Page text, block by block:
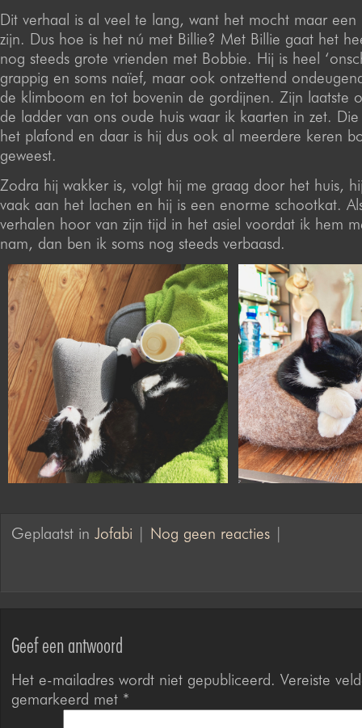
Dit verhaal is al veel te lang, want het mocht maar
zijn. Dus hoe is het nú met Billie? Met Billie gaat het
nog steeds grote vrienden met Bobbie. Hij is heel
grappig en soms naïef, maar ook ontzettend
de klimboom en tot bovenin de gordijnen. Zijn laatste
de ladder van ons oude huis waar ik kaarten in zet.
het plafond en daar is hij dus ook al meerdere keren
geweest.
Zodra hij wakker is, volgt hij me graag door het huis,
vaak aan het lachen en hij is een enorme schootkat.
verhalen hoor van zijn tijd in het asiel voordat ik hem
nam, dan ben ik soms nog steeds verbaasd.
Geplaatst in Jofabi Nog geen reacties
Geef een antwoord
Het e-mailadres wordt niet gepubliceerd. Vereiste
gemarkeerd met *